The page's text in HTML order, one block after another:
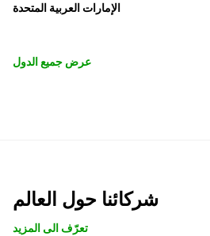
الإمارات العربية المتحدة
عرض جميع الدول
شركائنا حول العالم
تعرّف الى المزيد